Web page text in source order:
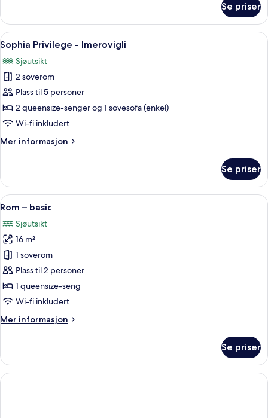
Plunge
Pool
&
Caldera
View
Upper
Floor
Suite
with
Outdoor
Mini
Plunge
Pool
&
Caldera
View
Se priser
Åpne
alle
bildene
av
Sophia
Privilege
-
Sophia Privilege - Imerovigli |
15
Sophia Privilege - Imerovigli
Sjøutsikt
2 soverom
Plass til 5 personer
2 queensize-senger og 1 sovesofa (enkel)
Wi-fi inkludert
Mer informasjon
Mer
Privilege
Imerovigli
Se priser
Åpne
alle
bildene
av
Rom
–
basic
Rom – basic | Minibar, safe på
12
Rom – basic
Sjøutsikt
16 m²
1 soverom
Plass til 2 personer
1 queensize-seng
Wi-fi inkludert
Mer informasjon
Mer
–
basic
Se priser